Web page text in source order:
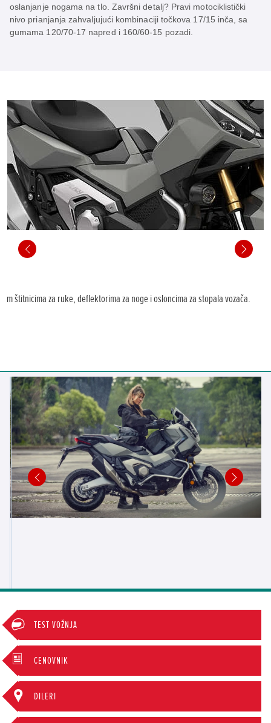
oslanjanje nogama na tlo. Završni detalj? Pravi motociklistički
nivo prianjanja zahvaljujući kombinaciji točkova 17/15 inča, sa
gumama 120/70-17 napred i 160/60-15 pozadi.
štitnicima za ruke, deflektorima za noge i osloncima za stopala vozača.
TEST VOŽNJA
CENOVNIK
DILERI